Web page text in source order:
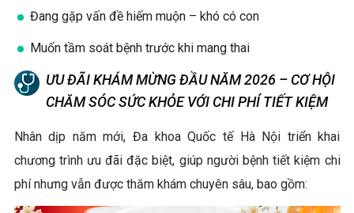
Đang gặp vấn đề hiếm muộn – khó có con
Muốn tầm soát bệnh trước khi mang thai
ƯU ĐÃI KHÁM MỪNG ĐẦU NĂM 2026 – CƠ HỘI
CHĂM SÓC SỨC KHỎE VỚI CHI PHÍ TIẾT KIỆM
Nhân dịp năm mới, Đa khoa Quốc tế Hà Nội triển khai
chương trình ưu đãi đặc biệt, giúp người bệnh tiết kiệm chi
phí nhưng vẫn được thăm khám chuyên sâu, bao gồm: